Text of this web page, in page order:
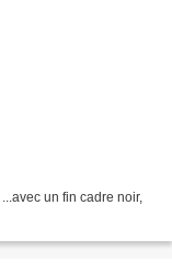
un fin cadre noir,